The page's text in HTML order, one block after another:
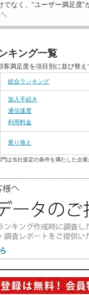
でなく、“ユーザー満足度”
キング一覧
客満足度を項目別に並び替え
総合ランキング
加入手続き
通信速度
利用料金
乗り換え
は当社規定の条件を満たした企業